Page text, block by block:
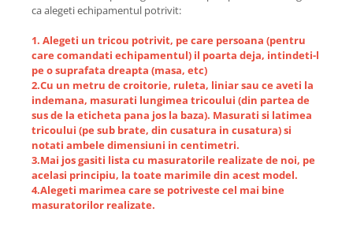
ca alegeti echipamentul potrivit:
1. Alegeti un tricou potrivit, pe care persoana (pentru
care comandati echipamentul) il poarta deja, intindeti-l
pe o suprafata dreapta (masa, etc)
2.Cu un metru de croitorie, ruleta, liniar sau ce aveti la
indemana, masurati lungimea tricoului (din partea de
sus de la eticheta pana jos la baza). Masurati si latimea
tricoului (pe sub brate, din cusatura in cusatura) si
notati ambele dimensiuni in centimetri.
3.Mai jos gasiti lista cu masuratorile realizate de noi, pe
acelasi principiu, la toate marimile din acest model.
4.Alegeti marimea care se potriveste cel mai bine
masuratorilor realizate.